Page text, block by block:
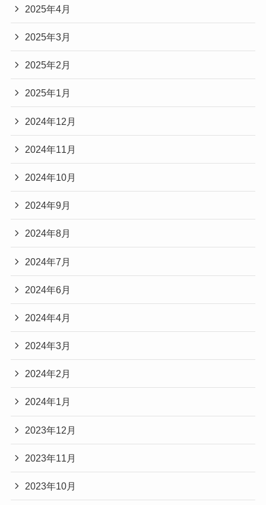
2025年4月
2025年3月
2025年2月
2025年1月
2024年12月
2024年11月
2024年10月
2024年9月
2024年8月
2024年7月
2024年6月
2024年4月
2024年3月
2024年2月
2024年1月
2023年12月
2023年11月
2023年10月